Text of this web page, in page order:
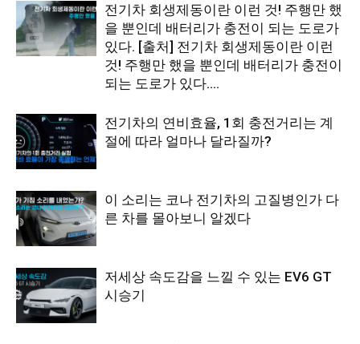
전기차 회생제동이란 이런 것! 주행만 했
을 뿐인데 배터리가 충전이 되는 도로가
있다. [출처] 전기차 회생제동이란 이런
것! 주행만 했을 뿐인데 배터리가 충전이
되는 도로가 있다....
전기차의 연비효율, 1회 충전거리는 계
절에 따라 얼마나 달라질까?
이 소리는 코나 전기차의 고질병인가 다
른 차를 몰아보니 알겠다
저세상 속도감을 느낄 수 있는 EV6 GT
시승기